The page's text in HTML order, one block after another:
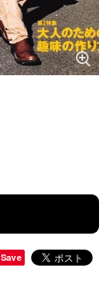
Save